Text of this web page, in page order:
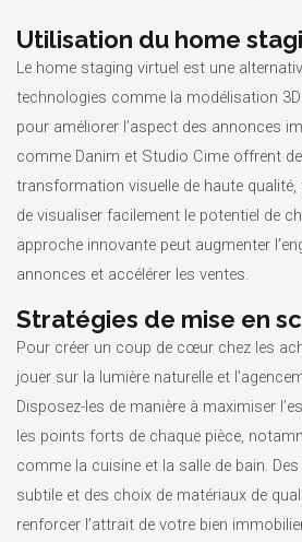
Utilisation du home
Le home staging virtuel est une
technologies comme la modélisation 3D
pour améliorer l’aspect des annonces
comme Danim et Studio Cime offrent
transformation visuelle de haute
de visualiser facilement le potentiel de
approche innovante peut augmenter
annonces et accélérer les ventes.
Stratégies de mise en
Pour créer un coup de cœur chez les
jouer sur la lumière naturelle et
Disposez-les de manière à maximiser
les points forts de chaque pièce,
comme la cuisine et la salle de bain.
subtile et des choix de matériaux de
renforcer l’attrait de votre bien